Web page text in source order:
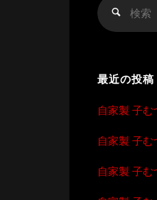
検
最近の投稿
自家製 子む
自家製 子む
自家製 子む